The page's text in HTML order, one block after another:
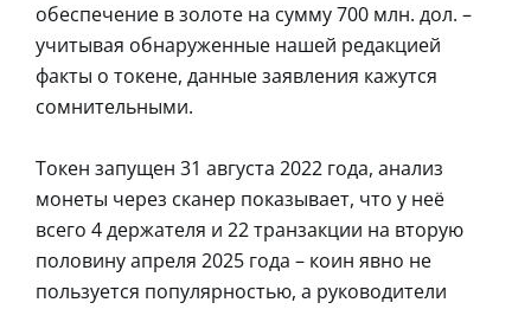
обеспечение в золоте на сумму 700 млн. дол. –
учитывая обнаруженные нашей редакцией
факты о токене, данные заявления кажутся
сомнительными.
Токен запущен 31 августа 2022 года, анализ
монеты через сканер показывает, что у неё
всего 4 держателя и 22 транзакции на вторую
половину апреля 2025 года – коин явно не
пользуется популярностью, а руководители